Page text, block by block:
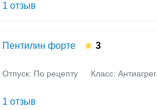
1 отзыв
Пентилин форте 3
Отпуск: По рецепту Класс:
1 отзыв